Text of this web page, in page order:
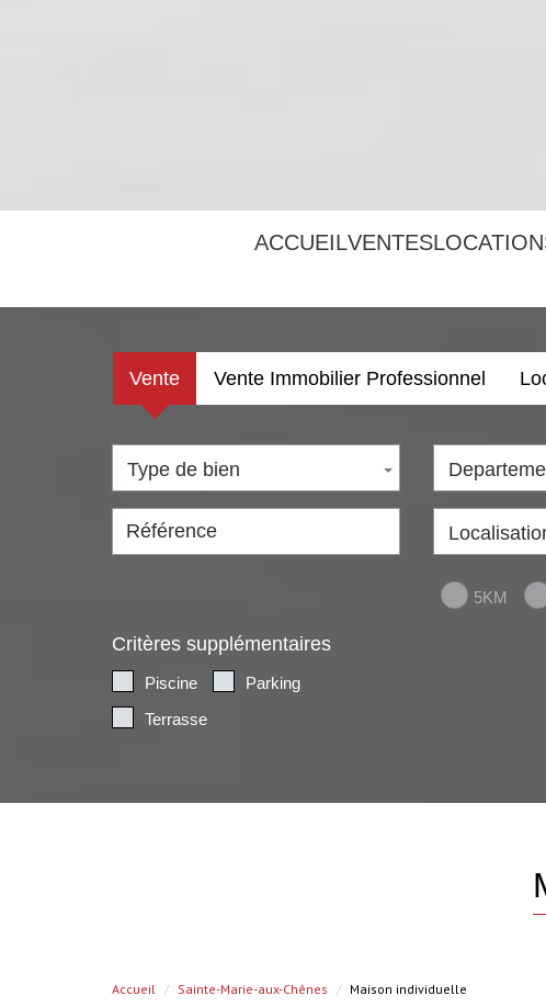
ACCUEIL VENTES
Vente Vente Immobilier Professionnel
Type de bien
5KM
Critères supplémentaires
Piscine
Parking
Terrasse
Accueil Sainte-Marie-aux-Chênes Maison individuelle